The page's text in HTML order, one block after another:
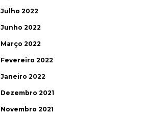
Julho 2022
Junho 2022
Março 2022
Fevereiro 2022
Janeiro 2022
Dezembro 2021
Novembro 2021